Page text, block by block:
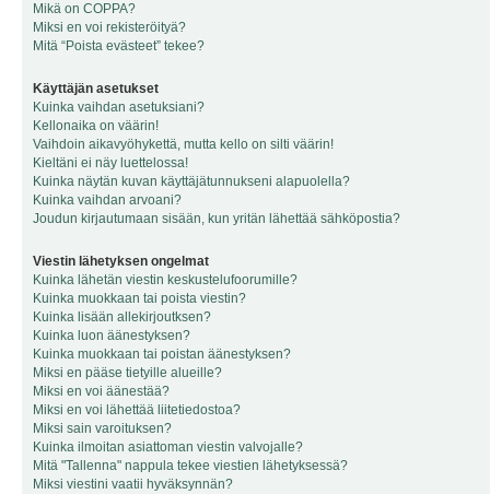
Mikä on COPPA?
Miksi en voi rekisteröityä?
Mitä “Poista evästeet” tekee?
Käyttäjän asetukset
Kuinka vaihdan asetuksiani?
Kellonaika on väärin!
Vaihdoin aikavyöhykettä, mutta kello on silti väärin!
Kieltäni ei näy luettelossa!
Kuinka näytän kuvan käyttäjätunnukseni alapuolella?
Kuinka vaihdan arvoani?
Joudun kirjautumaan sisään, kun yritän lähettää sähköpostia?
Viestin lähetyksen ongelmat
Kuinka lähetän viestin keskustelufoorumille?
Kuinka muokkaan tai poista viestin?
Kuinka lisään allekirjoutksen?
Kuinka luon äänestyksen?
Kuinka muokkaan tai poistan äänestyksen?
Miksi en pääse tietyille alueille?
Miksi en voi äänestää?
Miksi en voi lähettää liitetiedostoa?
Miksi sain varoituksen?
Kuinka ilmoitan asiattoman viestin valvojalle?
Mitä "Tallenna" nappula tekee viestien lähetyksessä?
Miksi viestini vaatii hyväksynnän?